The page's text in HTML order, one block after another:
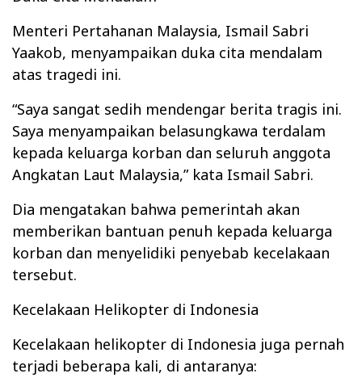
Menteri Pertahanan Malaysia, Ismail Sabri
Yaakob, menyampaikan duka cita mendalam
atas tragedi ini.
“Saya sangat sedih mendengar berita tragis ini.
Saya menyampaikan belasungkawa terdalam
kepada keluarga korban dan seluruh anggota
Angkatan Laut Malaysia,” kata Ismail Sabri.
Dia mengatakan bahwa pemerintah akan
memberikan bantuan penuh kepada keluarga
korban dan menyelidiki penyebab kecelakaan
tersebut.
Kecelakaan Helikopter di Indonesia
Kecelakaan helikopter di Indonesia juga pernah
terjadi beberapa kali, di antaranya: